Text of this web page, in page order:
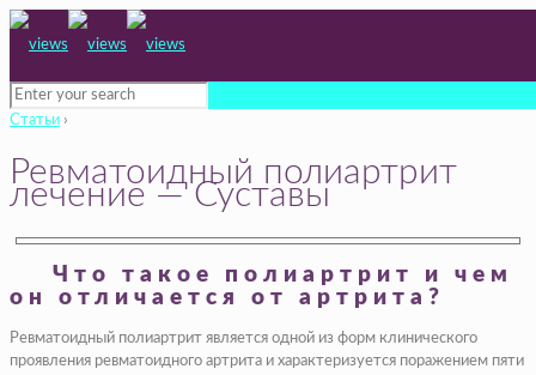
Статьи ›
Ревматоидный полиартрит
лечение — Суставы
Что такое полиартрит и чем
он отличается от артрита?
Ревматоидный полиартрит является одной из форм клинического
проявления ревматоидного артрита и характеризуется поражением пяти